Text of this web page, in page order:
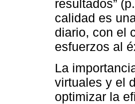
resultados”
calidad es
diario, con el
esfuerzos al
La
virtuales y el
optimizar la